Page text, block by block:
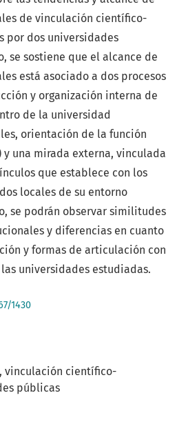
vinculación científico-
públicas
de vinculación científico-
por dos universidades
se sostiene que el alcance de
está asociado a dos procesos
y organización interna de
de la universidad
orientación de la función
y una mirada externa, vinculada
que establece con los
locales de su entorno
se podrán observar similitudes
y diferencias en cuanto
y formas de articulación con
universidades estudiadas.
1430